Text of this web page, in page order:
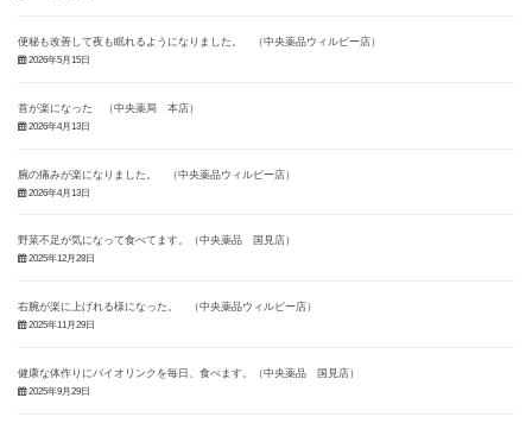
便秘も改善して夜も眠れるようになりました。 （中央薬品ウィルビー店）
2026年5月15日
首が楽になった （中央薬局 本店）
2026年4月13日
腕の痛みが楽になりました。 （中央薬品ウィルビー店）
2026年4月13日
野菜不足が気になって食べてます。（中央薬品 国見店）
2025年12月28日
右腕が楽に上げれる様になった。 （中央薬品ウィルビー店）
2025年11月29日
健康な体作りにバイオリンクを毎日、食べます。（中央薬品 国見店）
2025年9月29日